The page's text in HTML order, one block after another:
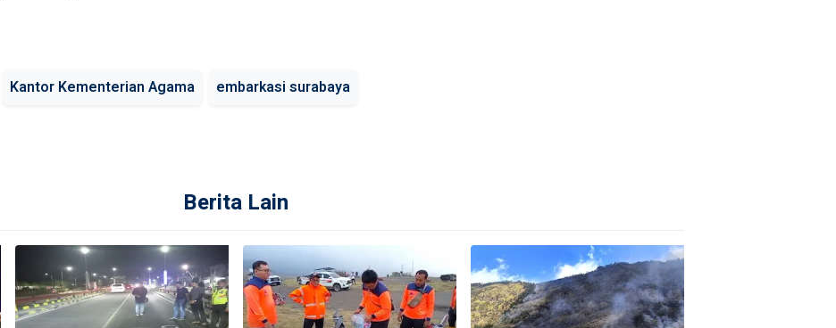
Kantor Kementerian Agama embarkasi surabaya
Berita Lain